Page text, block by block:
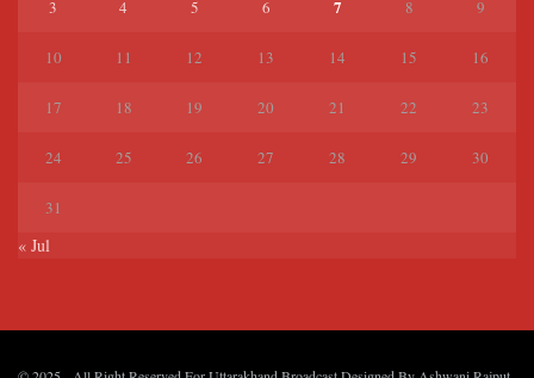
3 4 5 6 7 8 9
10 11 12 13 14 15 16
17 18 19 20 21 22 23
24 25 26 27 28 29 30
31
« Jul